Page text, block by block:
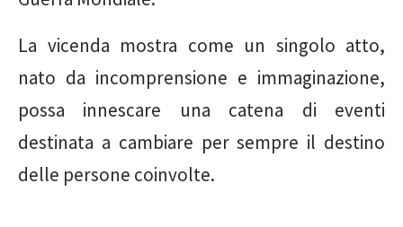
La vicenda mostra come un singolo atto,
nato da incomprensione e immaginazione,
possa innescare una catena di eventi
destinata a cambiare per sempre il destino
delle persone coinvolte.